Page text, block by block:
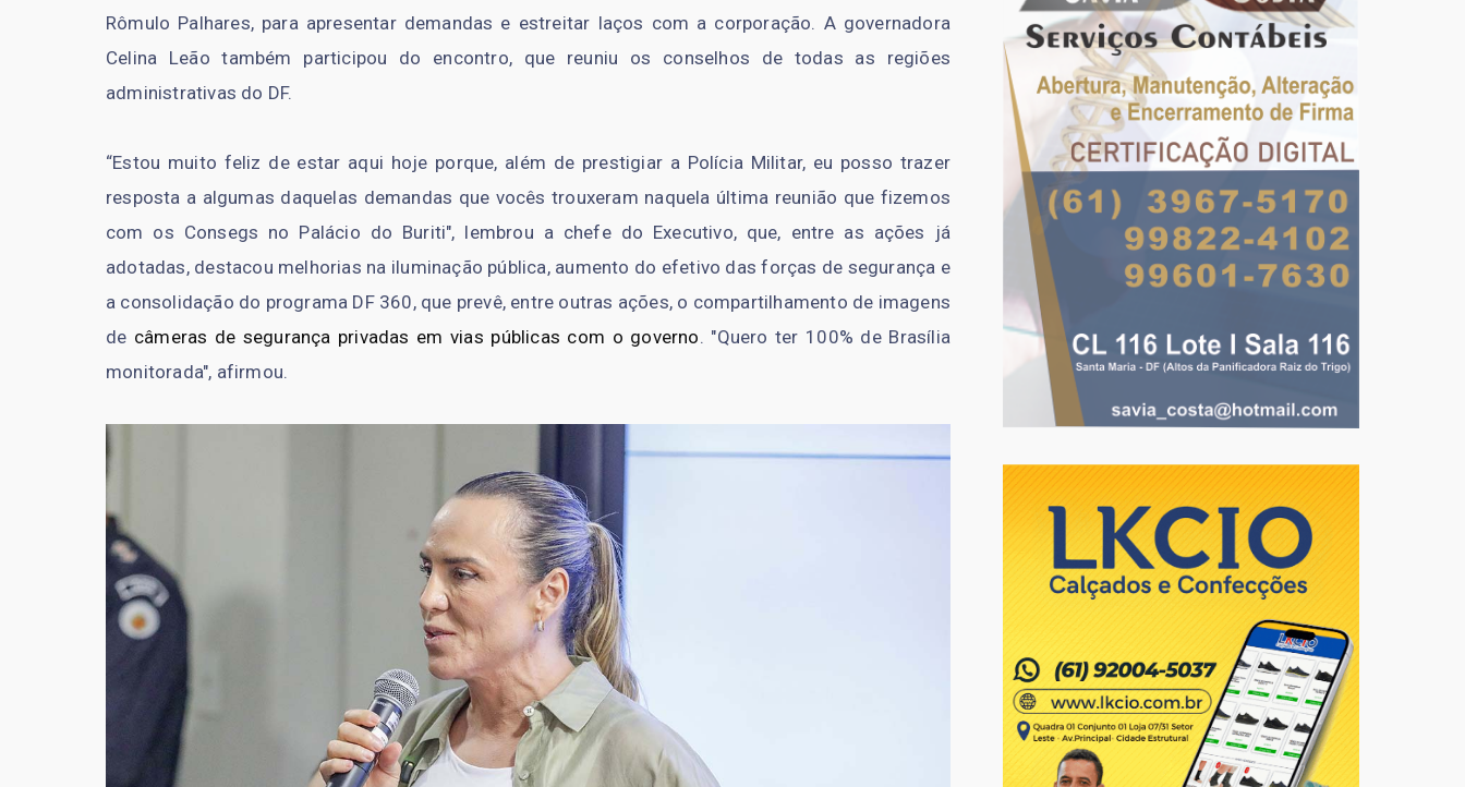
Rômulo Palhares, para apresentar demandas e estreitar laços com a corporação. A governadora
Celina Leão também participou do encontro, que reuniu os conselhos de todas as regiões
administrativas do DF.
“Estou muito feliz de estar aqui hoje porque, além de prestigiar a Polícia Militar, eu posso trazer
resposta a algumas daquelas demandas que vocês trouxeram naquela última reunião que fizemos
com os Consegs no Palácio do Buriti", lembrou a chefe do Executivo, que, entre as ações já
adotadas, destacou melhorias na iluminação pública, aumento do efetivo das forças de segurança e
a consolidação do programa DF 360, que prevê, entre outras ações, o compartilhamento de imagens
de câmeras de segurança privadas em vias públicas com o governo. "Quero ter 100% de Brasília
monitorada", afirmou.